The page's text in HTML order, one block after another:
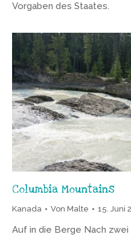
Vorgaben des Staates.
Columbia Mountains
Kanada Von Malte 15. Juni
Auf in die Berge Nach